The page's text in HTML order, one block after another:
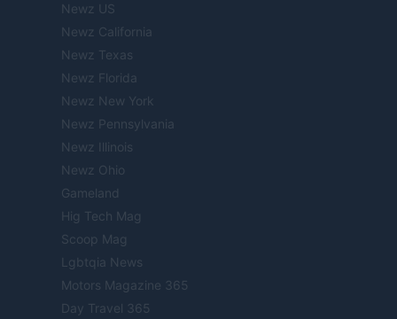
Newz US
Newz California
Newz Texas
Newz Florida
Newz New York
Newz Pennsylvania
Newz Illinois
Newz Ohio
Gameland
Hig Tech Mag
Scoop Mag
Lgbtqia News
Motors Magazine 365
Day Travel 365